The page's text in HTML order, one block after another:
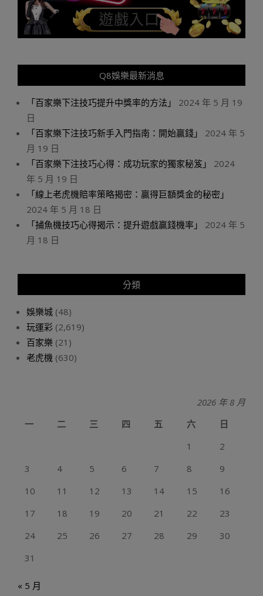
Q8娛樂最新消息
「百家樂下注技巧提升中獎率的方法」
2024 年 5 月 19
日
「百家樂下注技巧新手入門指南：開始贏錢」
2024 年 5
月 19 日
「百家樂下注技巧心得：成功玩家的獨家秘笈」
2024
年 5 月 19 日
「線上老虎機賠率策略揭密：贏得巨額獎金的秘密」
2024 年 5 月 18 日
「捕魚機技巧心得揭示：提升遊戲贏錢機率」
2024 年 5
月 18 日
分類
娛樂城 (48)
玩運彩 (2,619)
百家樂 (21)
老虎機 (630)
2026 年 8 月
一
二 三 四 五 六
日
1
2
3
4 5 6 7 8
9
10
11 12 13 14 15
16
17
18 19 20 21 22
23
24
25 26 27 28 29
30
31
« 5 月